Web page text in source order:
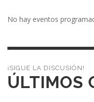
No hay eventos
¡SIGUE LA DISCUSIÓN!
ÚLTIMOS